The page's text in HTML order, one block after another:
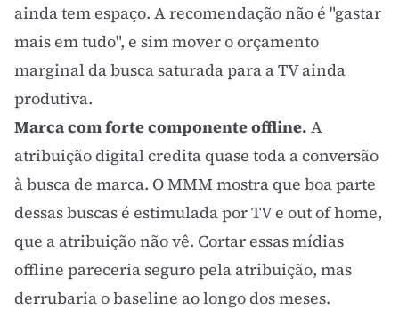
ainda tem espaço. A recomendação não é "gastar
mais em tudo", e sim mover o orçamento
marginal da busca saturada para a TV ainda
produtiva.
Marca com forte componente offline. A
atribuição digital credita quase toda a conversão
à busca de marca. O MMM mostra que boa parte
dessas buscas é estimulada por TV e out of home,
que a atribuição não vê. Cortar essas mídias
offline pareceria seguro pela atribuição, mas
derrubaria o baseline ao longo dos meses.